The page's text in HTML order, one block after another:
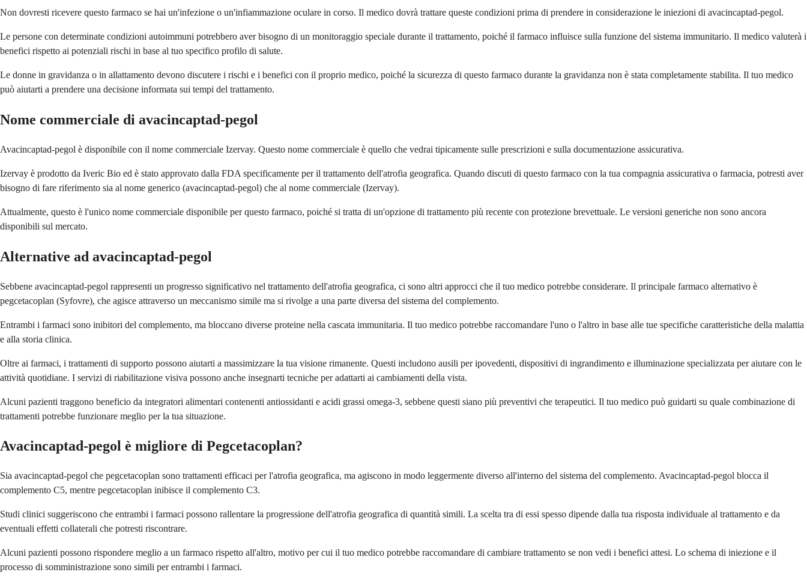
Non dovresti ricevere questo farmaco se hai un'infezione o un'infiammazione oculare in corso. Il medico dovrà trattare queste condizioni prima di prendere in considerazione le iniezioni di avacincaptad-pegol.
Le persone con determinate condizioni autoimmuni potrebbero aver bisogno di un monitoraggio speciale durante il trattamento, poiché il farmaco influisce sulla funzione del sistema immunitario. Il medico valuterà i
benefici rispetto ai potenziali rischi in base al tuo specifico profilo di salute.
Le donne in gravidanza o in allattamento devono discutere i rischi e i benefici con il proprio medico, poiché la sicurezza di questo farmaco durante la gravidanza non è stata completamente stabilita. Il tuo medico
può aiutarti a prendere una decisione informata sui tempi del trattamento.
Nome commerciale di avacincaptad-pegol
Avacincaptad-pegol è disponibile con il nome commerciale Izervay. Questo nome commerciale è quello che vedrai tipicamente sulle prescrizioni e sulla documentazione assicurativa.
Izervay è prodotto da Iveric Bio ed è stato approvato dalla FDA specificamente per il trattamento dell'atrofia geografica. Quando discuti di questo farmaco con la tua compagnia assicurativa o farmacia, potresti aver
bisogno di fare riferimento sia al nome generico (avacincaptad-pegol) che al nome commerciale (Izervay).
Attualmente, questo è l'unico nome commerciale disponibile per questo farmaco, poiché si tratta di un'opzione di trattamento più recente con protezione brevettuale. Le versioni generiche non sono ancora
disponibili sul mercato.
Alternative ad avacincaptad-pegol
Sebbene avacincaptad-pegol rappresenti un progresso significativo nel trattamento dell'atrofia geografica, ci sono altri approcci che il tuo medico potrebbe considerare. Il principale farmaco alternativo è
pegcetacoplan (Syfovre), che agisce attraverso un meccanismo simile ma si rivolge a una parte diversa del sistema del complemento.
Entrambi i farmaci sono inibitori del complemento, ma bloccano diverse proteine nella cascata immunitaria. Il tuo medico potrebbe raccomandare l'uno o l'altro in base alle tue specifiche caratteristiche della malattia
e alla storia clinica.
Oltre ai farmaci, i trattamenti di supporto possono aiutarti a massimizzare la tua visione rimanente. Questi includono ausili per ipovedenti, dispositivi di ingrandimento e illuminazione specializzata per aiutare con le
attività quotidiane. I servizi di riabilitazione visiva possono anche insegnarti tecniche per adattarti ai cambiamenti della vista.
Alcuni pazienti traggono beneficio da integratori alimentari contenenti antiossidanti e acidi grassi omega-3, sebbene questi siano più preventivi che terapeutici. Il tuo medico può guidarti su quale combinazione di
trattamenti potrebbe funzionare meglio per la tua situazione.
Avacincaptad-pegol è migliore di Pegcetacoplan?
Sia avacincaptad-pegol che pegcetacoplan sono trattamenti efficaci per l'atrofia geografica, ma agiscono in modo leggermente diverso all'interno del sistema del complemento. Avacincaptad-pegol blocca il
complemento C5, mentre pegcetacoplan inibisce il complemento C3.
Studi clinici suggeriscono che entrambi i farmaci possono rallentare la progressione dell'atrofia geografica di quantità simili. La scelta tra di essi spesso dipende dalla tua risposta individuale al trattamento e da
eventuali effetti collaterali che potresti riscontrare.
Alcuni pazienti possono rispondere meglio a un farmaco rispetto all'altro, motivo per cui il tuo medico potrebbe raccomandare di cambiare trattamento se non vedi i benefici attesi. Lo schema di iniezione e il
processo di somministrazione sono simili per entrambi i farmaci.